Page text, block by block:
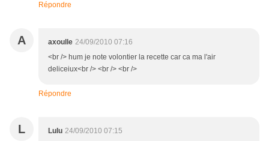
Répondre
A axoulle 24/09/2010 07:16
<br /> hum je note volontier la recette car ca ma l'air
deliceiux<br /> <br /> <br />
Répondre
L Lulu 24/09/2010 07:15